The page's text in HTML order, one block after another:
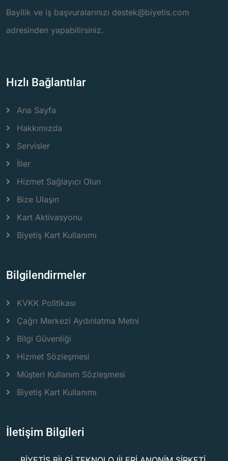
Bayilik ve iş başvuralarınızı destek@biyetis.com
adresinden yapabilirsiniz.
Hızlı Bağlantılar
Ana Sayfa
Hakkımızda
Servisler
İller
Hizmet Sağlayıcı Olun
Bize Ulaşın
Kart Aktivasyonu
Biyetiş Kart Kullanımı
Bilgilendirmeler
KVKK Politikası
Çağrı Merkezi Aydınlatma Metni
Bilgi Güvenliği
Hizmet Sözleşmesi
Müşteri Kullanım Sözleşmesi
Biyetiş Kart Kullanımı
İletişim Bilgileri